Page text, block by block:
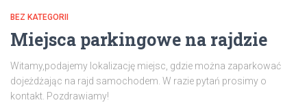
BEZ KATEGORII
Miejsca parkingowe na rajdzie
Witamy,podajemy lokalizację miejsc, gdzie można zaparkować
dojeżdżając na rajd samochodem. W razie pytań prosimy o
kontakt. Pozdrawiamy!